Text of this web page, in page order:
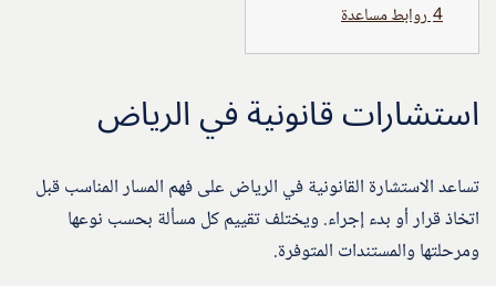
4 روابط مساعدة
استشارات قانونية في الرياض
تساعد الاستشارة القانونية في الرياض على فهم المسار المناسب قبل
اتخاذ قرار أو بدء إجراء. ويختلف تقييم كل مسألة بحسب نوعها
ومرحلتها والمستندات المتوفرة.